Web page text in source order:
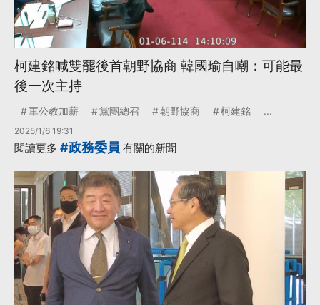
柯建銘喊雙罷後首朝野協商 韓國瑜自嘲：可能最
後一次主持
軍公教加薪 黨團總召 朝野協商 柯建銘 ...
2025/1/6 19:31
閱讀更多 #政務委員 有關的新聞